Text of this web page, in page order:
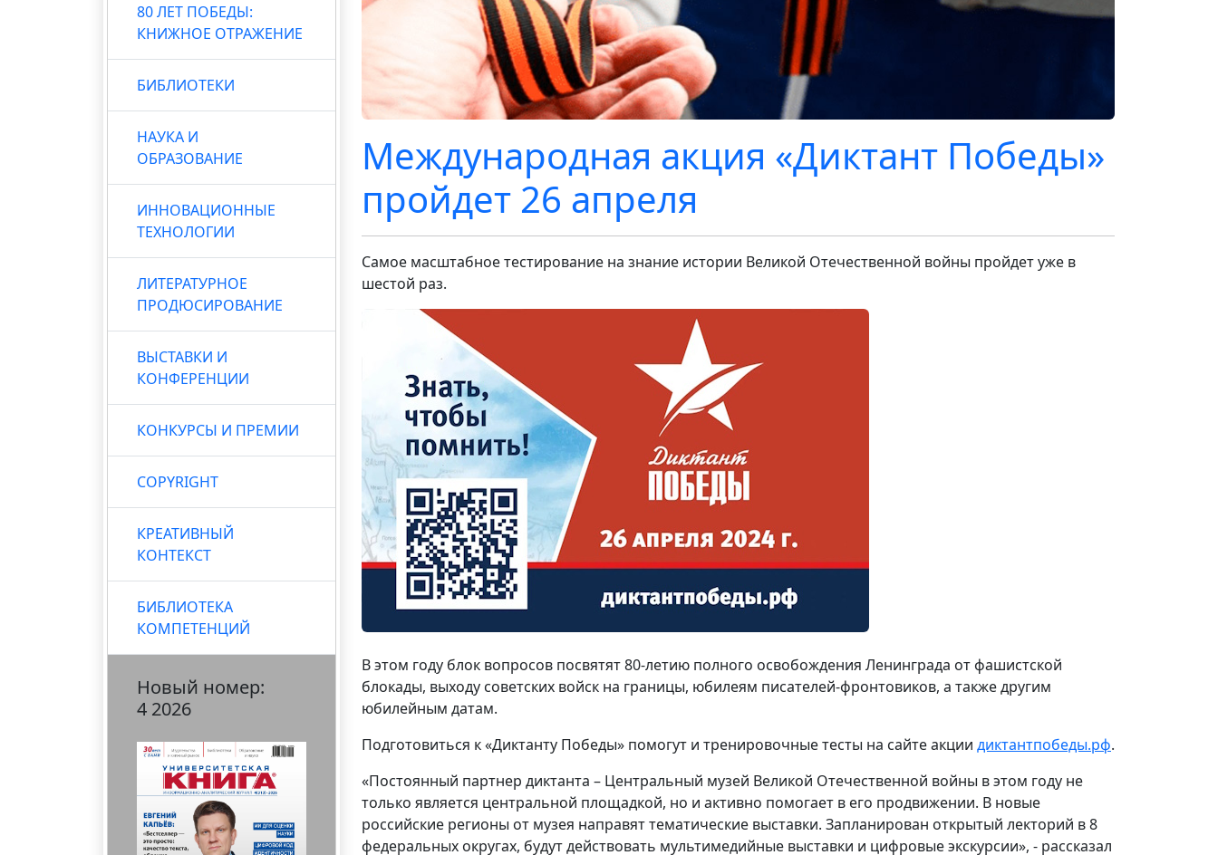
80 ЛЕТ ПОБЕДЫ:
КНИЖНОЕ ОТРАЖЕНИЕ
БИБЛИОТЕКИ
НАУКА И
ОБРАЗОВАНИЕ
ИННОВАЦИОННЫЕ
ТЕХНОЛОГИИ
ЛИТЕРАТУРНОЕ
ПРОДЮСИРОВАНИЕ
ВЫСТАВКИ И
КОНФЕРЕНЦИИ
КОНКУРСЫ И ПРЕМИИ
COPYRIGHT
КРЕАТИВНЫЙ
КОНТЕКСТ
БИБЛИОТЕКА
КОМПЕТЕНЦИЙ
Новый номер:
4 2026
Международная акция «Диктант Победы»
пройдет 26 апреля
Самое масштабное тестирование на знание истории Великой Отечественной войны пройдет уже в
шестой раз.
В этом году блок вопросов посвятят 80-летию полного освобождения Ленинграда от фашистской
блокады, выходу советских войск на границы, юбилеям писателей-фронтовиков, а также другим
юбилейным датам.
Подготовиться к «Диктанту Победы» помогут и тренировочные тесты на сайте акции диктантпобеды.рф.
«Постоянный партнер диктанта – Центральный музей Великой Отечественной войны в этом году не
только является центральной площадкой, но и активно помогает в его продвижении. В новые
российские регионы от музея направят тематические выставки. Запланирован открытый лекторий в 8
федеральных округах, будут действовать мультимедийные выставки и цифровые экскурсии», - рассказал